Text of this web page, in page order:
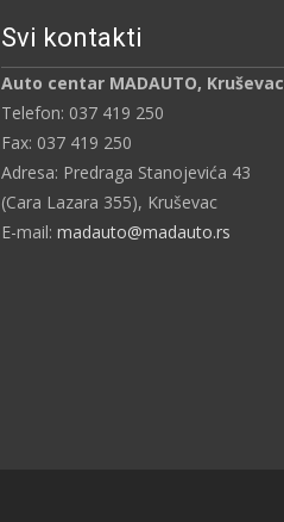
Svi kontakti
Auto centar MADAUTO, Kruševac
Telefon: 037 419 250
Fax: 037 419 250
Adresa: Predraga Stanojevića 43
(Cara Lazara 355), Kruševac
E-mail: madauto@madauto.rs